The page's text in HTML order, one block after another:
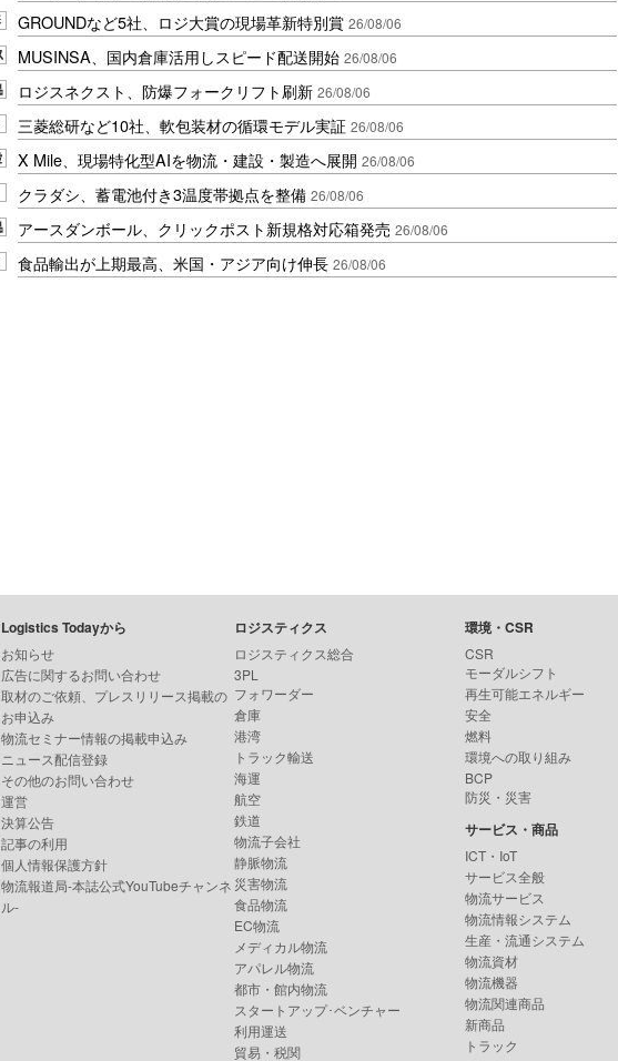
GROUNDなど5社、ロジ大賞の現場革新特別賞 26/08/06
MUSINSA、国内倉庫活用しスピード配送開始 26/08/06
ロジスネクスト、防爆フォークリフト刷新 26/08/06
三菱総研など10社、軟包装材の循環モデル実証 26/08/06
X Mile、現場特化型AIを物流・建設・製造へ展開 26/08/06
クラダシ、蓄電池付き3温度帯拠点を整備 26/08/06
アースダンボール、クリックポスト新規格対応箱発売 26/08/06
食品輸出が上期最高、米国・アジア向け伸長 26/08/06
Logistics Todayから
お知らせ
広告に関するお問い合わせ
取材のご依頼、プレスリリース掲載の
お申込み
物流セミナー情報の掲載申込み
ニュース配信登録
その他のお問い合わせ
運営
決算公告
記事の利用
個人情報保護方針
物流報道局-本誌公式YouTubeチャンネ
ル-
ロジスティクス
ロジスティクス総合
3PL
フォワーダー
倉庫
港湾
トラック輸送
海運
航空
鉄道
物流子会社
静脈物流
災害物流
食品物流
EC物流
メディカル物流
アパレル物流
都市・館内物流
スタートアップ･ベンチャー
利用運送
貿易・税関
環境・CSR
CSR
モーダルシフト
再生可能エネルギー
安全
燃料
環境への取り組み
BCP
防災・災害
サービス・商品
ICT・IoT
サービス全般
物流サービス
物流情報システム
生産・流通システム
物流資材
物流機器
物流関連商品
新商品
トラック